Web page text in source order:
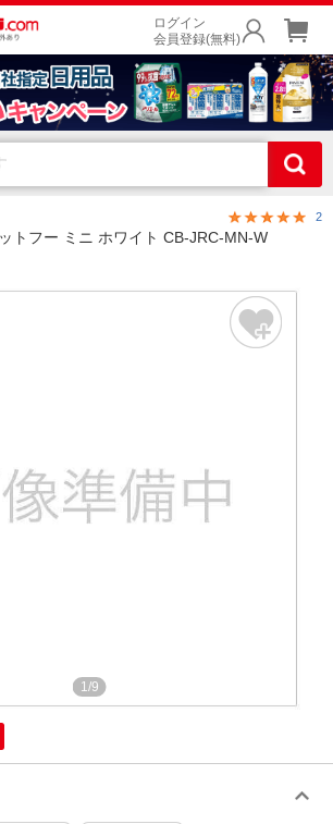
ログイン
会員登録(無料)
2
トフー ミニ ホワイト CB-JRC-MN-W
1/9